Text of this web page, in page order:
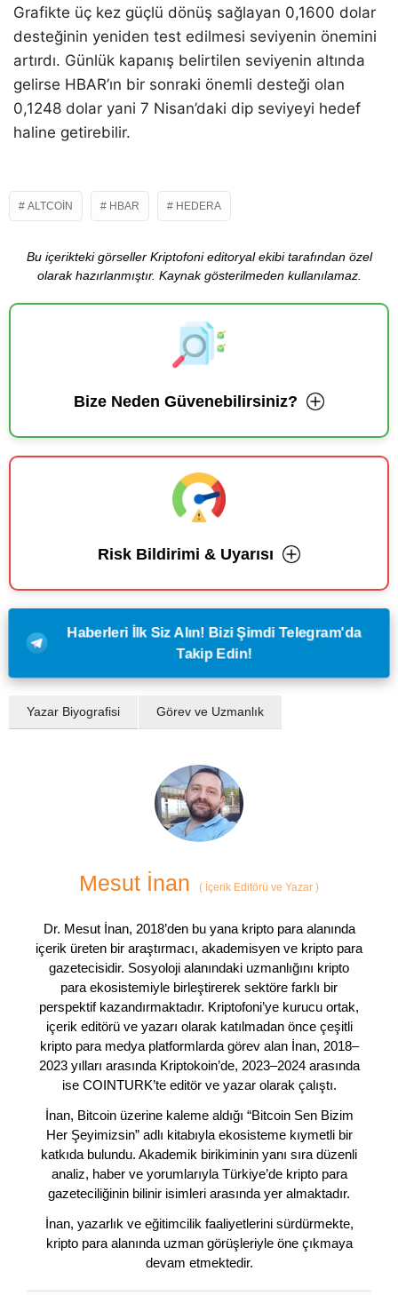
Grafikte üç kez güçlü dönüş sağlayan 0,1600 dolar
desteğinin yeniden test edilmesi seviyenin önemini
artırdı. Günlük kapanış belirtilen seviyenin altında
gelirse HBAR’ın bir sonraki önemli desteği olan
0,1248 dolar yani 7 Nisan’daki dip seviyeyi hedef
haline getirebilir.
ALTCOIN HBAR HEDERA
Bu içerikteki görseller Kriptofoni editoryal ekibi tarafından özel
olarak hazırlanmıştır. Kaynak gösterilmeden kullanılamaz.
Bize Neden Güvenebilirsiniz?
Risk Bildirimi & Uyarısı
Haberleri İlk Siz Alın! Bizi Şimdi Telegram'da
Takip Edin!
Yazar Biyografisi Görev ve Uzmanlık
Mesut İnan ( İçerik Editörü ve Yazar )
Dr. Mesut İnan, 2018’den bu yana kripto para alanında
içerik üreten bir araştırmacı, akademisyen ve kripto para
gazetecisidir. Sosyoloji alanındaki uzmanlığını kripto
para ekosistemiyle birleştirerek sektöre farklı bir
perspektif kazandırmaktadır. Kriptofoni’ye kurucu ortak,
içerik editörü ve yazarı olarak katılmadan önce çeşitli
kripto para medya platformlarda görev alan İnan, 2018–
2023 yılları arasında Kriptokoin’de, 2023–2024 arasında
ise COINTURK’te editör ve yazar olarak çalıştı.
İnan, Bitcoin üzerine kaleme aldığı “Bitcoin Sen Bizim
Her Şeyimizsin” adlı kitabıyla ekosisteme kıymetli bir
katkıda bulundu. Akademik birikiminin yanı sıra düzenli
analiz, haber ve yorumlarıyla Türkiye’de kripto para
gazeteciliğinin bilinir isimleri arasında yer almaktadır.
İnan, yazarlık ve eğitimcilik faaliyetlerini sürdürmekte,
kripto para alanında uzman görüşleriyle öne çıkmaya
devam etmektedir.